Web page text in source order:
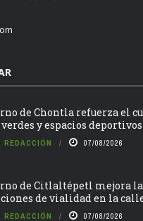
de Chontla refuerza el
y espacios deportivos
REDACCIÓN 07/08/2026
de Citlaltépetl mejora
de vialidad en la
REDACCIÓN 07/08/2026